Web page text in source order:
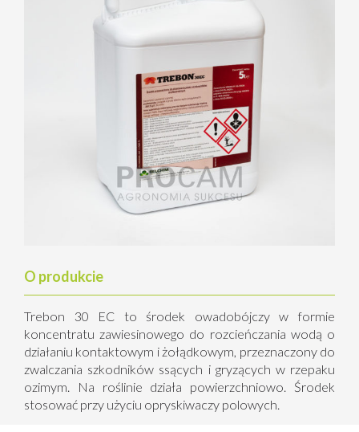
O produkcie
Trebon 30 EC to środek owadobójczy w formie
koncentratu zawiesinowego do rozcieńczania wodą o
działaniu kontaktowym i żołądkowym, przeznaczony do
zwalczania szkodników ssących i gryzących w rzepaku
ozimym. Na roślinie działa powierzchniowo. Środek
stosować przy użyciu opryskiwaczy polowych.